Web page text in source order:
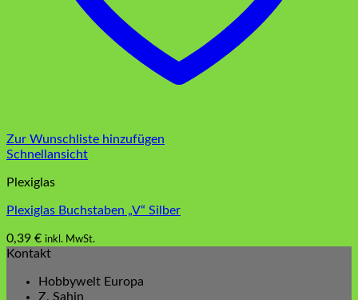
Zur Wunschliste hinzufügen
Schnellansicht
Plexiglas
Plexiglas Buchstaben „V“ Silber
0,39 € inkl. MwSt.
Kontakt
Hobbywelt Europa
Z. Sahin